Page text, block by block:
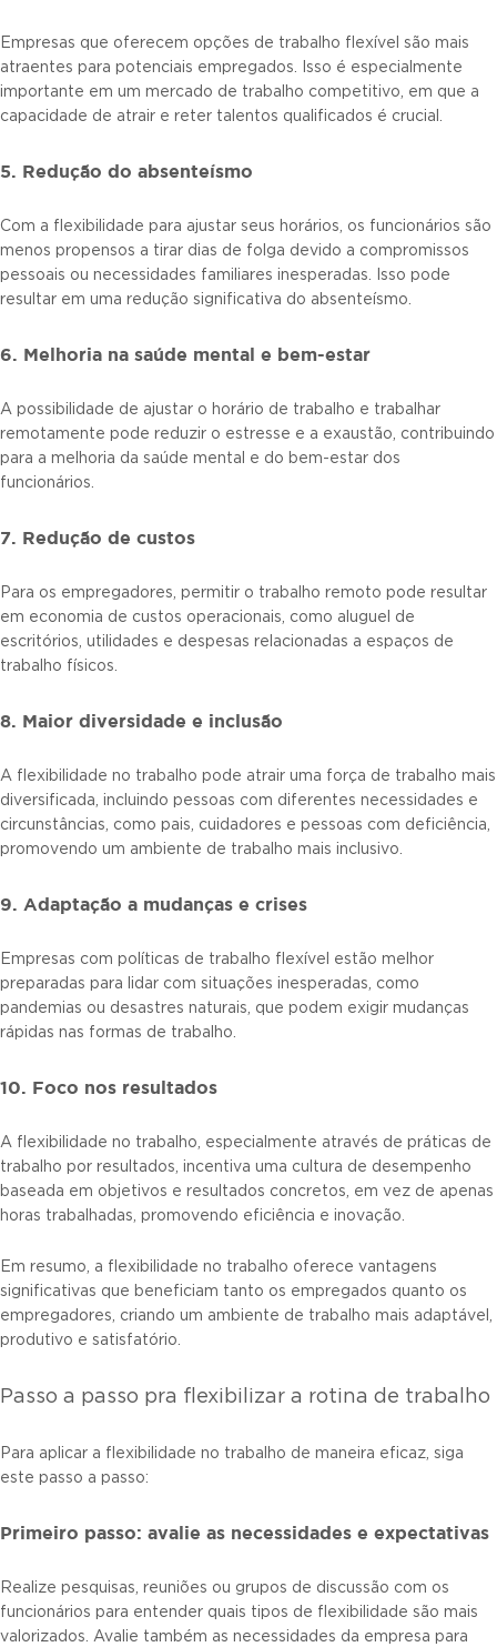
Empresas que oferecem opções de trabalho flexível são mais
atraentes para potenciais empregados. Isso é especialmente
importante em um mercado de trabalho competitivo, em que a
capacidade de atrair e reter talentos qualificados é crucial.
5. Redução do absenteísmo
Com a flexibilidade para ajustar seus horários, os funcionários são
menos propensos a tirar dias de folga devido a compromissos
pessoais ou necessidades familiares inesperadas. Isso pode
resultar em uma redução significativa do absenteísmo.
6. Melhoria na saúde mental e bem-estar
A possibilidade de ajustar o horário de trabalho e trabalhar
remotamente pode reduzir o estresse e a exaustão, contribuindo
para a melhoria da saúde mental e do bem-estar dos
funcionários.
7. Redução de custos
Para os empregadores, permitir o trabalho remoto pode resultar
em economia de custos operacionais, como aluguel de
escritórios, utilidades e despesas relacionadas a espaços de
trabalho físicos.
8. Maior diversidade e inclusão
A flexibilidade no trabalho pode atrair uma força de trabalho mais
diversificada, incluindo pessoas com diferentes necessidades e
circunstâncias, como pais, cuidadores e pessoas com deficiência,
promovendo um ambiente de trabalho mais inclusivo.
9. Adaptação a mudanças e crises
Empresas com políticas de trabalho flexível estão melhor
preparadas para lidar com situações inesperadas, como
pandemias ou desastres naturais, que podem exigir mudanças
rápidas nas formas de trabalho.
10. Foco nos resultados
A flexibilidade no trabalho, especialmente através de práticas de
trabalho por resultados, incentiva uma cultura de desempenho
baseada em objetivos e resultados concretos, em vez de apenas
horas trabalhadas, promovendo eficiência e inovação.
Em resumo, a flexibilidade no trabalho oferece vantagens
significativas que beneficiam tanto os empregados quanto os
empregadores, criando um ambiente de trabalho mais adaptável,
produtivo e satisfatório.
Passo a passo pra flexibilizar a rotina de trabalho
Para aplicar a flexibilidade no trabalho de maneira eficaz, siga
este passo a passo:
Primeiro passo: avalie as necessidades e expectativas
Realize pesquisas, reuniões ou grupos de discussão com os
funcionários para entender quais tipos de flexibilidade são mais
valorizados. Avalie também as necessidades da empresa para